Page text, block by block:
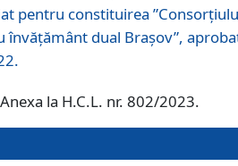
pentru constituirea
dual Brașov”,
la H.C.L. nr. 802/2023.